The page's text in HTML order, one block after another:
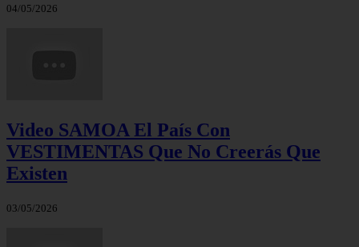
04/05/2026
Video SAMOA El País Con
VESTIMENTAS Que No Creerás Que
Existen
03/05/2026